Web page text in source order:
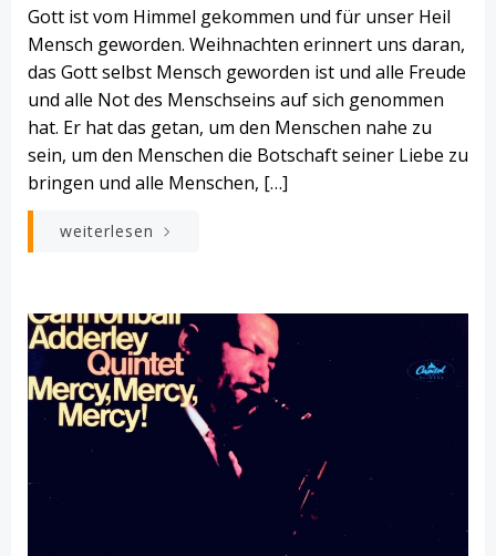
Gott ist vom Himmel gekommen und für unser Heil
Mensch geworden. Weihnachten erinnert uns daran,
das Gott selbst Mensch geworden ist und alle Freude
und alle Not des Menschseins auf sich genommen
hat. Er hat das getan, um den Menschen nahe zu
sein, um den Menschen die Botschaft seiner Liebe zu
bringen und alle Menschen, […]
weiterlesen